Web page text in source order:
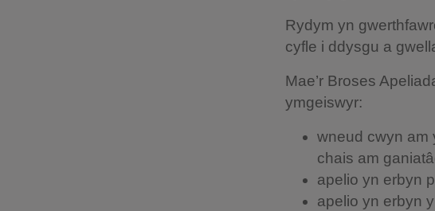
Rydym yn
cyfle i ddysgu a
Mae’r Broses
ymgeiswyr:
wneud cwyn am
chais am
apelio yn erbyn
apelio yn erbyn